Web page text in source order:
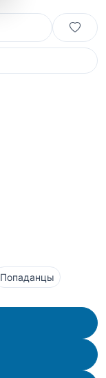
Попаданцы